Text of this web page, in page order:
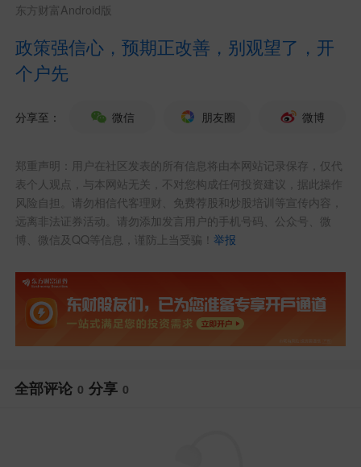
东方财富Android版
政策强信心，预期正改善，别观望了，开
个户先
分享至： 微信 朋友圈 微博
郑重声明：用户在社区发表的所有信息将由本网站记录保存，仅代
表个人观点，与本网站无关，不对您构成任何投资建议，据此操作
风险自担。请勿相信代客理财、免费荐股和炒股培训等宣传内容，
远离非法证券活动。请勿添加发言用户的手机号码、公众号、微
博、微信及QQ等信息，谨防上当受骗！举报
全部评论 0 分享 0